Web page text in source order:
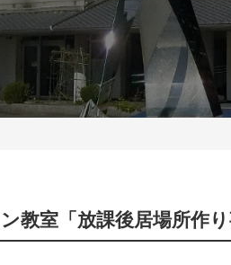
室「放課後居場所作り